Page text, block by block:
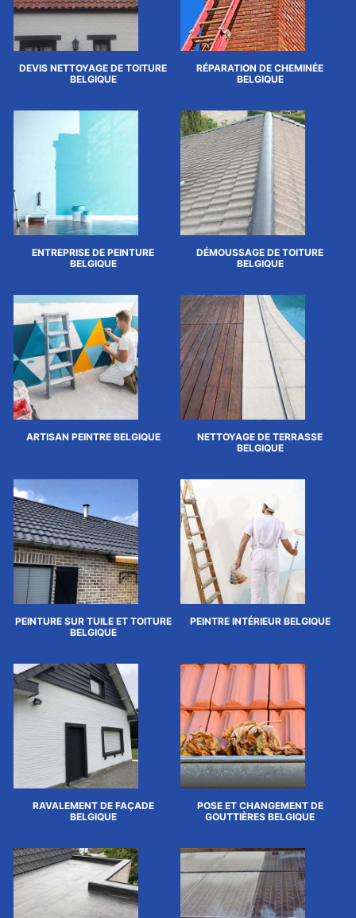
DEVIS NETTOYAGE DE TOITURE
BELGIQUE
RÉPARATION DE CHEMINÉE
BELGIQUE
ENTREPRISE DE PEINTURE
BELGIQUE
DÉMOUSSAGE DE TOITURE
BELGIQUE
ARTISAN PEINTRE BELGIQUE
NETTOYAGE DE TERRASSE
BELGIQUE
PEINTURE SUR TUILE ET TOITURE
BELGIQUE
PEINTRE INTÉRIEUR BELGIQUE
RAVALEMENT DE FAÇADE
BELGIQUE
POSE ET CHANGEMENT DE
GOUTTIÈRES BELGIQUE